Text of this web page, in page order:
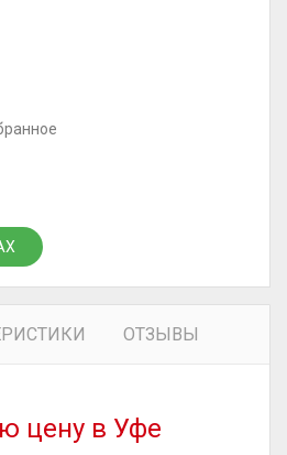
ОТЗЫВЫ
цену в Уфе